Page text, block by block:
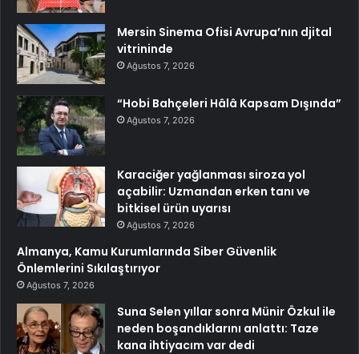
Mersin Sinema Ofisi Avrupa’nın djital
vitrininde
Ağustos 7, 2026
“Hobi Bahçeleri Hâlâ Kapsam Dışında”
Ağustos 7, 2026
Karaciğer yağlanması siroza yol
açabilir: Uzmandan erken tanı ve
bitkisel ürün uyarısı
Ağustos 7, 2026
Almanya, Kamu Kurumlarında Siber Güvenlik
Önlemlerini Sıkılaştırıyor
Ağustos 7, 2026
Suna Selen yıllar sonra Münir Özkul ile
neden boşandıklarını anlattı: Taze
kana ihtiyacım var dedi